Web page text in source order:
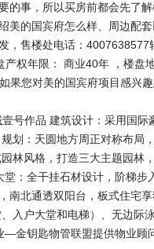
的事，所以买房前都会先了
的国宾府怎么样、周边配套
，售楼处电话： 4007638577
权年限： 商业40年 ，楼盘
果您对美的国宾府项目感兴
号作品 建筑设计：采用国
划：天圆地方周正对称布局
林风格，打造三大主题园林
：全干挂石材设计，阶梯步
南北通透双阳台，板式住宅
入户大堂和电梯）、无边际
—金钥匙物管联盟提供物业